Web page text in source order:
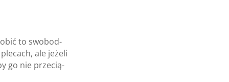
to swo­bod­
ale jeżeli
go nie prze­cią­